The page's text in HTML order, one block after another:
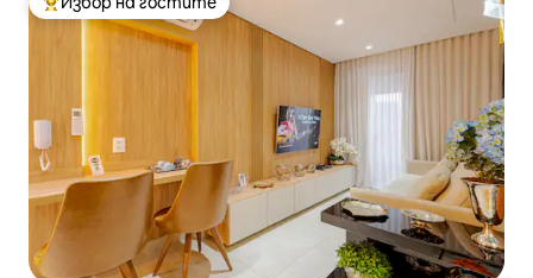
Най-популярен избор на гостите